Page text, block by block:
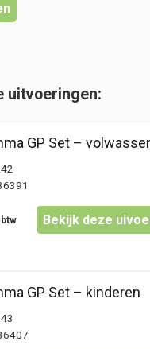
uitvoeringen:
GP Set –
Bekijk deze
GP Set – kinderen